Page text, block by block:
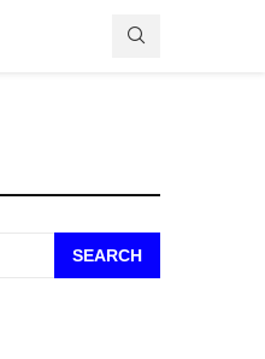
SEARCH